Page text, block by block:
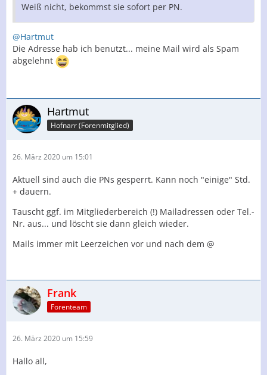
Weiß nicht, bekommst sie sofort per PN.
@Hartmut
Die Adresse hab ich benutzt... meine Mail wird als Spam
abgelehnt
Hartmut
Hofnarr (Forenmitglied)
26. März 2020 um 15:01
Aktuell sind auch die PNs gesperrt. Kann noch "einige" Std.
+ dauern.
Tauscht ggf. im Mitgliederbereich (!) Mailadressen oder Tel.-
Nr. aus... und löscht sie dann gleich wieder.
Mails immer mit Leerzeichen vor und nach dem @
Frank
Forenteam
26. März 2020 um 15:59
Hallo all,